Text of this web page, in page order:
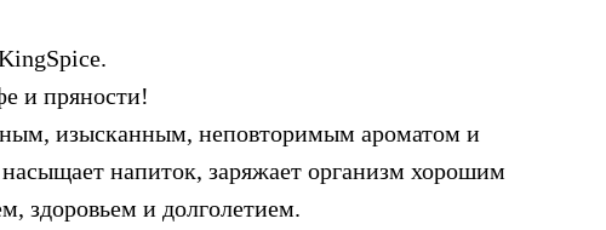
и пряности!
изысканным, неповторимым ароматом и
напиток, заряжает организм хорошим
здоровьем и долголетием.